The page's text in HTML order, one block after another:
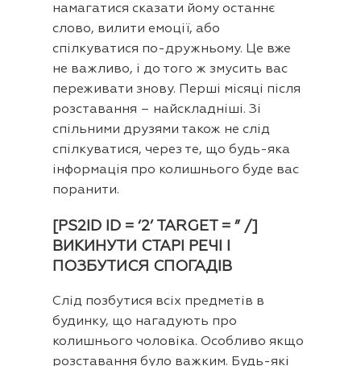
намагатися сказати йому останнє
слово, вилити емоції, або
спілкуватися по-дружньому. Це вже
не важливо, і до того ж змусить вас
переживати знову. Перші місяці після
розставання – найскладніші. Зі
спільними друзями також не слід
спілкуватися, через те, що будь-яка
інформація про колишнього буде вас
поранити.
[PS2ID ID = ‘2’ TARGET = ” /]
ВИКИНУТИ СТАРІ РЕЧІ І
ПОЗБУТИСЯ СПОГАДІВ
Слід позбутися всіх предметів в
будинку, що нагадують про
колишнього чоловіка. Особливо якщо
розставання було важким. Будь-які